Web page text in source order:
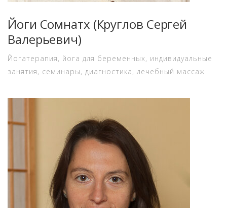
Йоги Сомнатх (Круглов Сергей
Валерьевич)
Йогатерапия, йога для беременных, индивидуальные
занятия, семинары, диагностика, лечебный массаж